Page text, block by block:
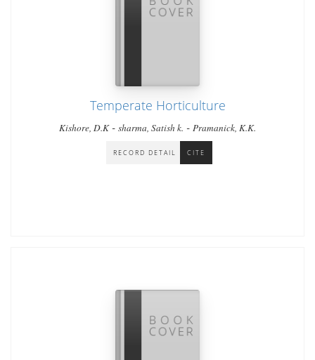
Temperate Horticulture
Kishore, D.K- sharma, Satish k. - Pramanick, K.K.
RECORD DETAIL CITE